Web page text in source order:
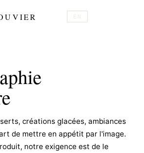
EN
créations glacées, ambiances
de mettre en appétit par l'image.
notre exigence est de le